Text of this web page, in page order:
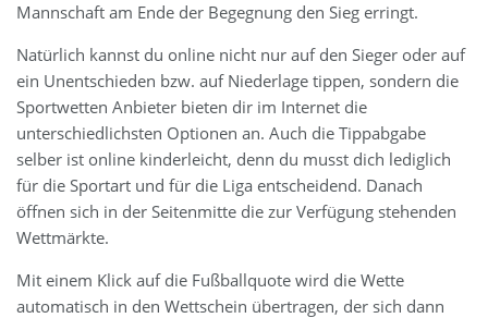
Mannschaft am Ende der Begegnung den Sieg erringt.
Natürlich kannst du online nicht nur auf den Sieger oder auf
ein Unentschieden bzw. auf Niederlage tippen, sondern die
Sportwetten Anbieter bieten dir im Internet die
unterschiedlichsten Optionen an. Auch die Tippabgabe
selber ist online kinderleicht, denn du musst dich lediglich
für die Sportart und für die Liga entscheidend. Danach
öffnen sich in der Seitenmitte die zur Verfügung stehenden
Wettmärkte.
Mit einem Klick auf die Fußballquote wird die Wette
automatisch in den Wettschein übertragen, der sich dann